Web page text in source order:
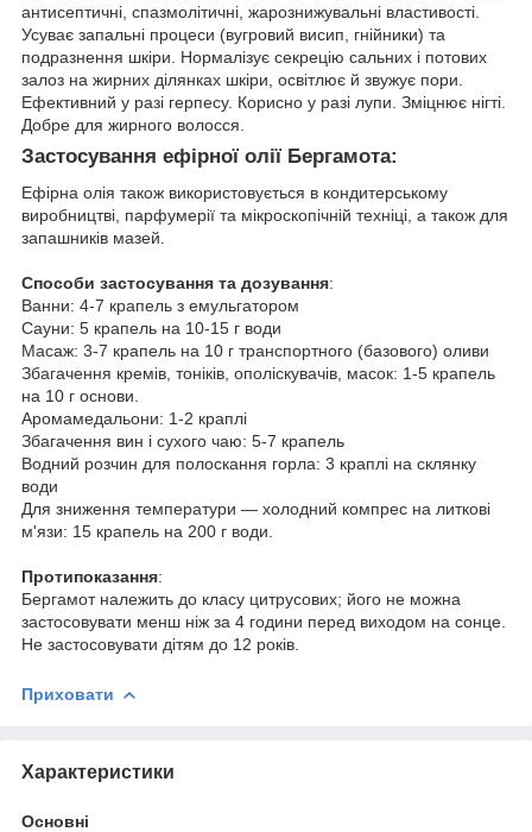
антисептичні, спазмолітичні, жарознижувальні властивості.
Усуває запальні процеси (вугровий висип, гнійники) та
подразнення шкіри. Нормалізує секрецію сальних і потових
залоз на жирних ділянках шкіри, освітлює й звужує пори.
Ефективний у разі герпесу. Корисно у разі лупи. Зміцнює нігті.
Добре для жирного волосся.
Застосування ефірної олії Бергамота:
Ефірна олія також використовується в кондитерському
виробництві, парфумерії та мікроскопічній техніці, а також для
запашників мазей.
Способи застосування та дозування:
Ванни: 4-7 крапель з емульгатором
Сауни: 5 крапель на 10-15 г води
Масаж: 3-7 крапель на 10 г транспортного (базового) оливи
Збагачення кремів, тоніків, ополіскувачів, масок: 1-5 крапель
на 10 г основи.
Аромамедальони: 1-2 краплі
Збагачення вин і сухого чаю: 5-7 крапель
Водний розчин для полоскання горла: 3 краплі на склянку
води
Для зниження температури — холодний компрес на литкові
м'язи: 15 крапель на 200 г води.
Протипоказання:
Бергамот належить до класу цитрусових; його не можна
застосовувати менш ніж за 4 години перед виходом на сонце.
Не застосовувати дітям до 12 років.
Приховати
Характеристики
Основні